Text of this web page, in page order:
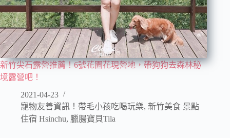
新竹尖石露營推薦！6號花園花現營地，帶狗狗去森林秘
境露營吧！
2021-04-23
寵物友善資訊！帶毛小孩吃喝玩樂, 新竹美食 景點
住宿 Hsinchu, 臘腸寶貝Tila